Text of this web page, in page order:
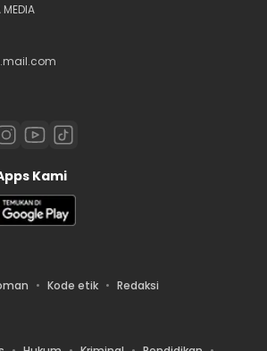
MEDIA
Kami
Kode etik Redaksi